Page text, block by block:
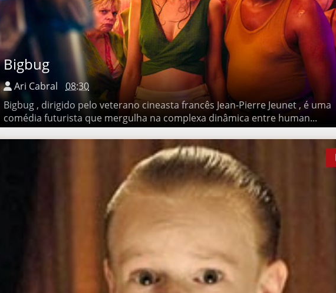
Bigbug
Ari Cabral 08:30
Bigbug , dirigido pelo veterano cineasta francês Jean-Pierre Jeunet , é uma comédia
futurista que mergulha na complexa dinâmica entre human...